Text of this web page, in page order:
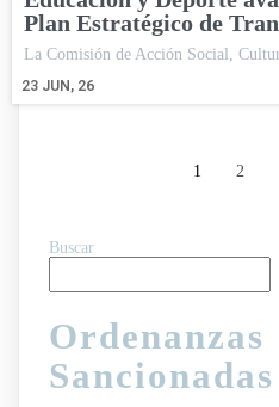
Plan Estratégico de
23 JUN, 26
La Comisión de Acción Social,
1 2
Buscar
Ordenanzas